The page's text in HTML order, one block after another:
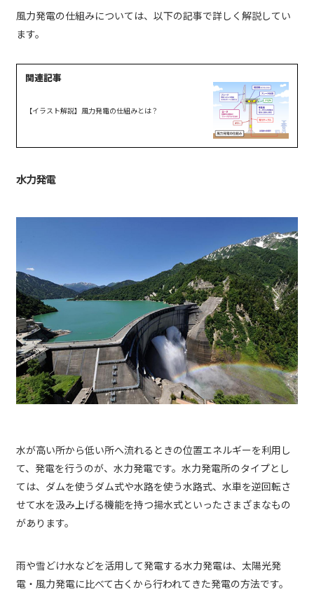
風力発電の仕組みについては、以下の記事で詳しく解説してい
ます。
【イラスト解説】風力発電の仕組みとは？
水力発電
水が高い所から低い所へ流れるときの位置エネルギーを利用し
て、発電を行うのが、水力発電です。水力発電所のタイプとし
ては、ダムを使うダム式や水路を使う水路式、水車を逆回転さ
せて水を汲み上げる機能を持つ揚水式といったさまざまなもの
があります。
雨や雪どけ水などを活用して発電する水力発電は、太陽光発
電・風力発電に比べて古くから行われてきた発電の方法です。